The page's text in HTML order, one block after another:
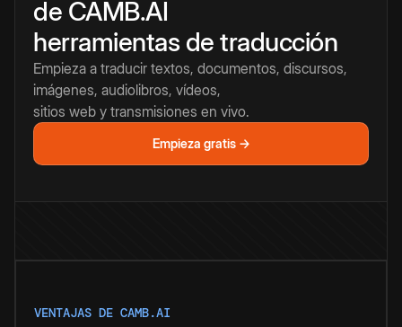
de CAMB.AI
herramientas de traducción
Empieza a traducir textos, documentos, discursos,
imágenes, audiolibros, vídeos,
sitios web y transmisiones en vivo.
Empieza gratis →
VENTAJAS DE CAMB.AI